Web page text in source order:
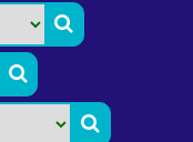


